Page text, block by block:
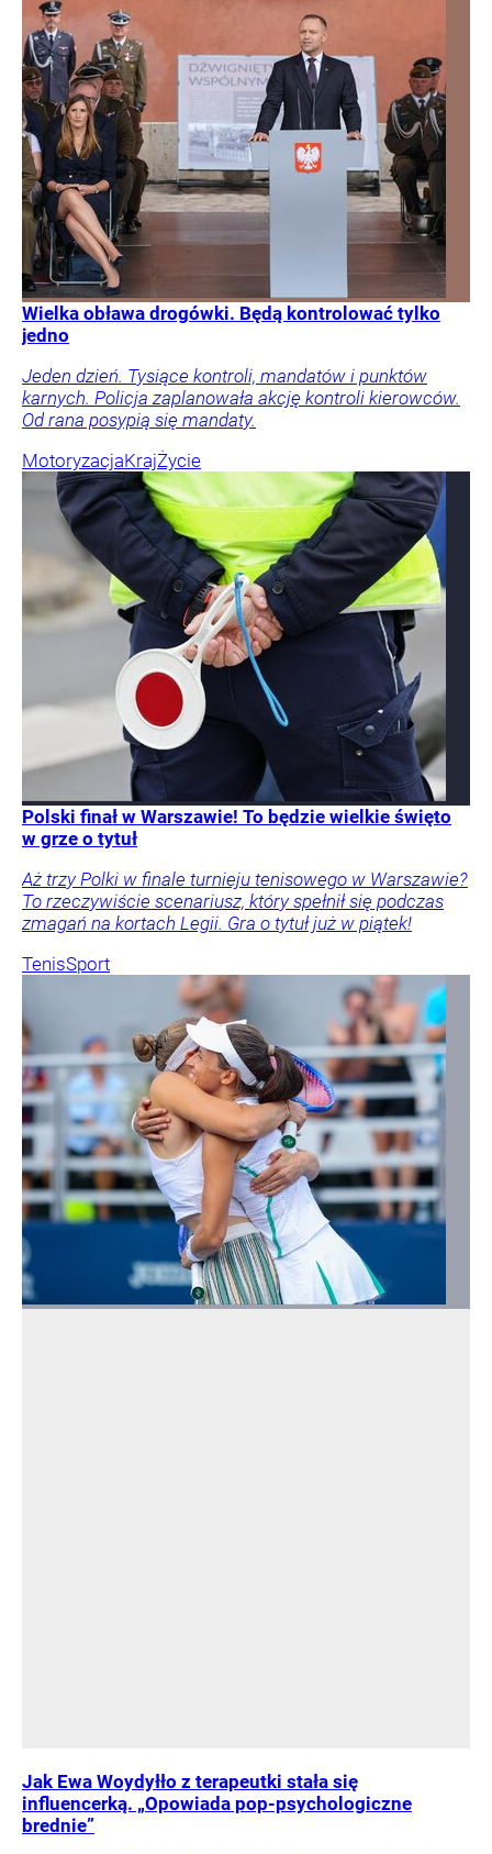
Wielka obława drogówki. Będą kontrolować tylko
jedno
Jeden dzień. Tysiące kontroli, mandatów i punktów
karnych. Policja zaplanowała akcję kontroli kierowców.
Od rana posypią się mandaty.
MotoryzacjaKrajŻycie
Polski finał w Warszawie! To będzie wielkie święto
w grze o tytuł
Aż trzy Polki w finale turnieju tenisowego w Warszawie?
To rzeczywiście scenariusz, który spełnił się podczas
zmagań na kortach Legii. Gra o tytuł już w piątek!
TenisSport
Jak Ewa Woydyłło z terapeutki stała się
influencerką. „Opowiada pop-psychologiczne
brednie”